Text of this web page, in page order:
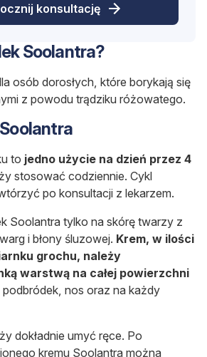
konsultację
Soolantra?
osób dorosłych, które borykają się
z powodu trądziku różowatego.
to jedno użycie na dzień przez 4
stosować codziennie. Cykl
po konsultacji z lekarzem.
Soolantra tylko na skórę twarzy z
i błony śluzowej. Krem, w ilości
grochu, należy
warstwą na całej powierzchni
podbródek, nos oraz na każdy
dokładnie umyć ręce. Po
kremu Soolantra można